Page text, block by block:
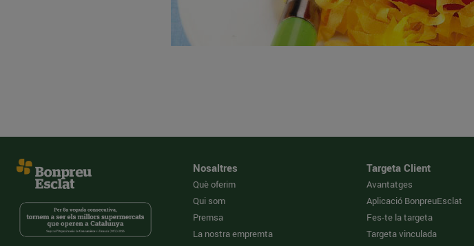
Nosaltres
Què oferim
Qui som
Premsa
La nostra empremta
Targeta Client
Avantatges
Aplicació BonpreuEsclat
Fes-te la targeta
Targeta vinculada